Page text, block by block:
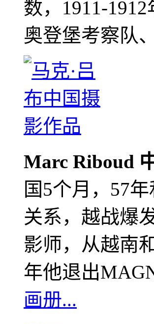
数，1911-
奥登堡考察队
Marc Riboud
国5个月，57
关系，越战爆
影师，从越南
年他退出
画册...